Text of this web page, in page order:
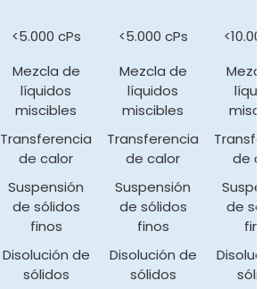
<5.000 cPs <5.000 cPs
Mezcla de
líquidos
miscibles
Transferencia
de calor
Suspensión
de sólidos
finos
Disolución de
sólidos
Mezcla de
líquidos
miscibles
Transferencia
de calor
Suspensión
de sólidos
finos
Disolución de
sólidos
de
de